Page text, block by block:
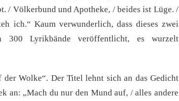
/ Völkerbund und Apotheke, / beides ist Lüge. /
ich.“ Kaum verwunderlich, dass dieses zwei
300 Lyrikbände veröffentlicht, es wurzelt
Wolke“. Der Titel lehnt sich an das Gedicht
an: „Mach du nur den Mund auf, / alles andere